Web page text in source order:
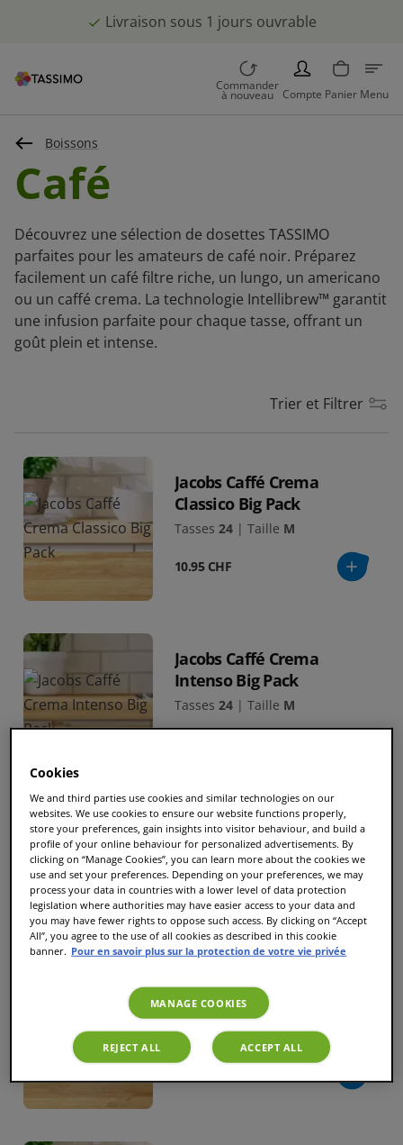
Livraison sous 1 jours ouvrable
Commander
à nouveau
PERSON
Compte Panier Menu
Boissons
Café
Découvrez une sélection de dosettes TASSIMO
parfaites pour les amateurs de café noir. Préparez
facilement un café filtre riche, un lungo, un americano
ou un caffé crema. La technologie Intellibrew™ garantit
une infusion parfaite pour chaque tasse, offrant un
goût plein et intense.
Trier et Filtrer
Jacobs Caffé Crema
Classico Big Pack
Tasses 24 | Taille M
10.95 CHF
Jacobs Caffé Crema
Intenso Big Pack
Tasses 24 | Taille M
Jacobs Caffé Crema
Classico XL Big Pack
Tasses 24|Taille XL
11.95 CHF
Jacobs Medaille D'Or
Tasses 16|Taille M
Cookies
We and third parties use cookies and similar technologies on our
websites. We use cookies to ensure our website functions properly,
store your preferences, gain insights into visitor behaviour, and build a
profile of your online behaviour for personalized advertisements. By
clicking on “Manage Cookies”, you can learn more about the cookies we
use and set your preferences. Depending on your preferences, we may
process your data in countries with a lower level of data protection
legislation where authorities may have easier access to your data and
you may have fewer rights to oppose such access. By clicking on “Accept
All”, you agree to the use of all cookies as described in this cookie
banner. Pour en savoir plus sur la protection de votre vie privée
MANAGE COOKIES
REJECT ALL ACCEPT ALL